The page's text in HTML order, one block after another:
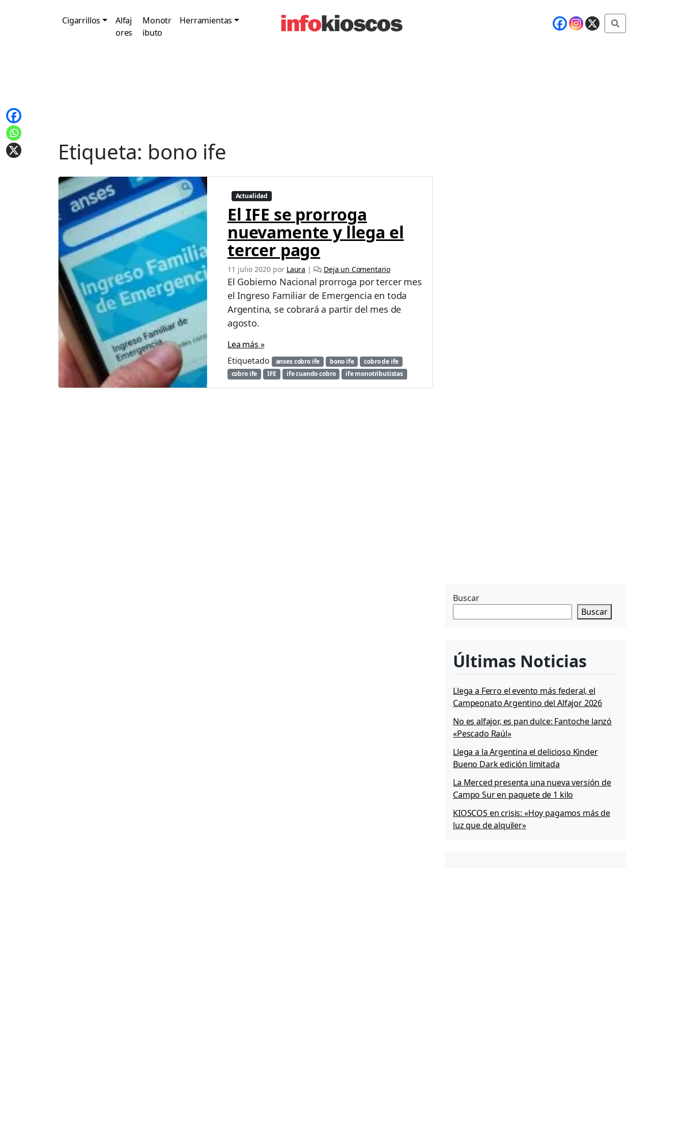
Cigarrillos
Alfaj
ores
Monotr
ibuto
Herramientas
Etiqueta: bono ife
Actualidad
El IFE se prorroga
nuevamente y llega el
tercer pago
11 julio 2020por Laura | Deja un Comentario
El Gobierno Nacional prorroga por tercer mes
el Ingreso Familiar de Emergencia en toda
Argentina, se cobrará a partir del mes de
agosto.
Lea más »
Etiquetado
anses cobro ife bono ife
cobro de ife
cobro ife
IFE ife cuando cobro ife monotributistas
Buscar
Buscar
Últimas Noticias
Llega a Ferro el evento más federal, el
Campeonato Argentino del Alfajor 2026
No es alfajor, es pan dulce: Fantoche lanzó
«Pescado Raúl»
Llega a la Argentina el delicioso Kinder
Bueno Dark edición limitada
La Merced presenta una nueva versión de
Campo Sur en paquete de 1 kilo
KIOSCOS en crisis: «Hoy pagamos más de
luz que de alquiler»